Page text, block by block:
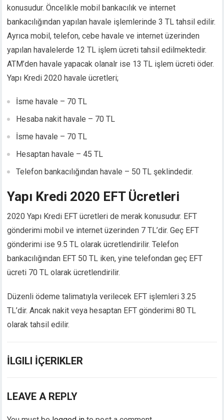
panel
Panel
panel
panel
Hacklink
satın al
panel
panel
panel
panel
panel
panel
panel
panel
panel
panel
panel
panel
panel
konusudur. Öncelikle mobil bankacılık ve internet
bankacılığından yapılan havale işlemlerinde 3 TL tahsil edilir.
Ayrıca mobil, telefon, cebe havale ve internet üzerinden
yapılan havalelerde 12 TL işlem ücreti tahsil edilmektedir.
ATM’den havale yapacak olanalr ise 13 TL işlem ücreti öder.
Yapı Kredi 2020 havale ücretleri;
İsme havale – 70 TL
Hesaba nakit havale – 70 TL
İsme havale – 70 TL
Hesaptan havale – 45 TL
Telefon bankacılığından havale – 50 TL şeklindedir.
Yapı Kredi 2020 EFT Ücretleri
2020 Yapı Kredi EFT ücretleri de merak konusudur. EFT
gönderimi mobil ve internet üzerinden 7 TL’dir. Geç EFT
gönderimi ise 9.5 TL olarak ücretlendirilir. Telefon
bankacılığından EFT 50 TL iken, yine telefondan geç EFT
ücreti 70 TL olarak ücretlendirilir.
Düzenli ödeme talimatıyla verilecek EFT işlemleri 3.25
TL’dir. Ancak nakit veya hesaptan EFT gönderimi 80 TL
olarak tahsil edilir.
İLGILI İÇERIKLER
LEAVE A REPLY